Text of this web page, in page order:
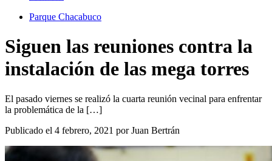
Parque Chacabuco
Siguen las reuniones contra la
instalación de las mega torres
El pasado viernes se realizó la cuarta reunión vecinal para enfrentar
la problemática de la […]
Publicado el 4 febrero, 2021 por Juan Bertrán